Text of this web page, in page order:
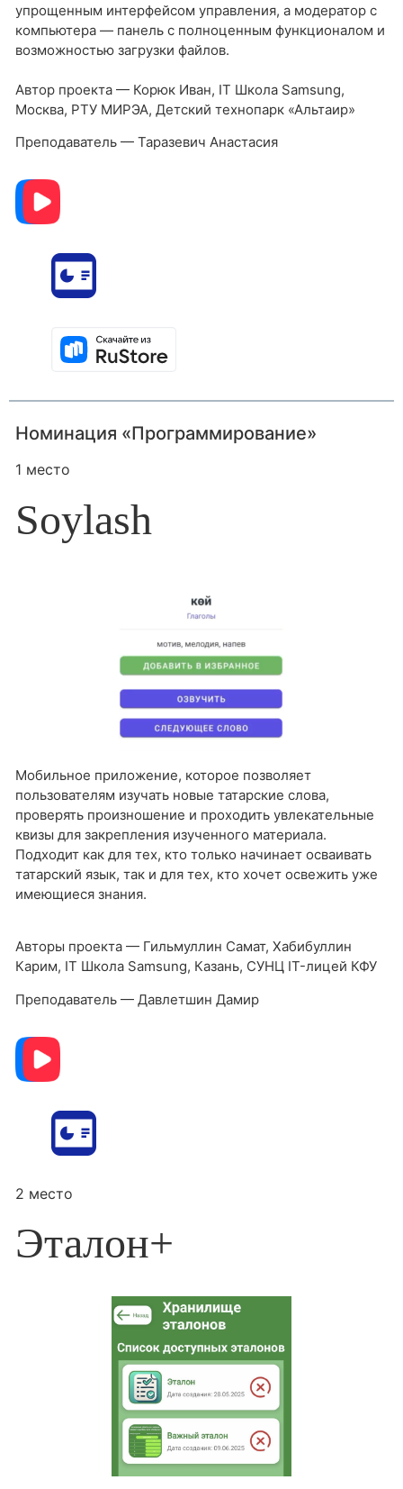
упрощенным интерфейсом управления, а модератор с
компьютера — панель с полноценным функционалом и
возможностью загрузки файлов.
Автор проекта — Корюк Иван, IT Школа Samsung,
Москва, РТУ МИРЭА, Детский технопарк «Альтаир»
Преподаватель — Таразевич Анастасия
Номинация «Программирование»
1 место
Soylash
Мобильное приложение, которое позволяет
пользователям изучать новые татарские слова,
проверять произношение и проходить увлекательные
квизы для закрепления изученного материала.
Подходит как для тех, кто только начинает осваивать
татарский язык, так и для тех, кто хочет освежить уже
имеющиеся знания.
Авторы проекта — Гильмуллин Самат, Хабибуллин
Карим, IT Школа Samsung, Казань, СУНЦ IT-лицей КФУ
Преподаватель — Давлетшин Дамир
2 место
Эталон+